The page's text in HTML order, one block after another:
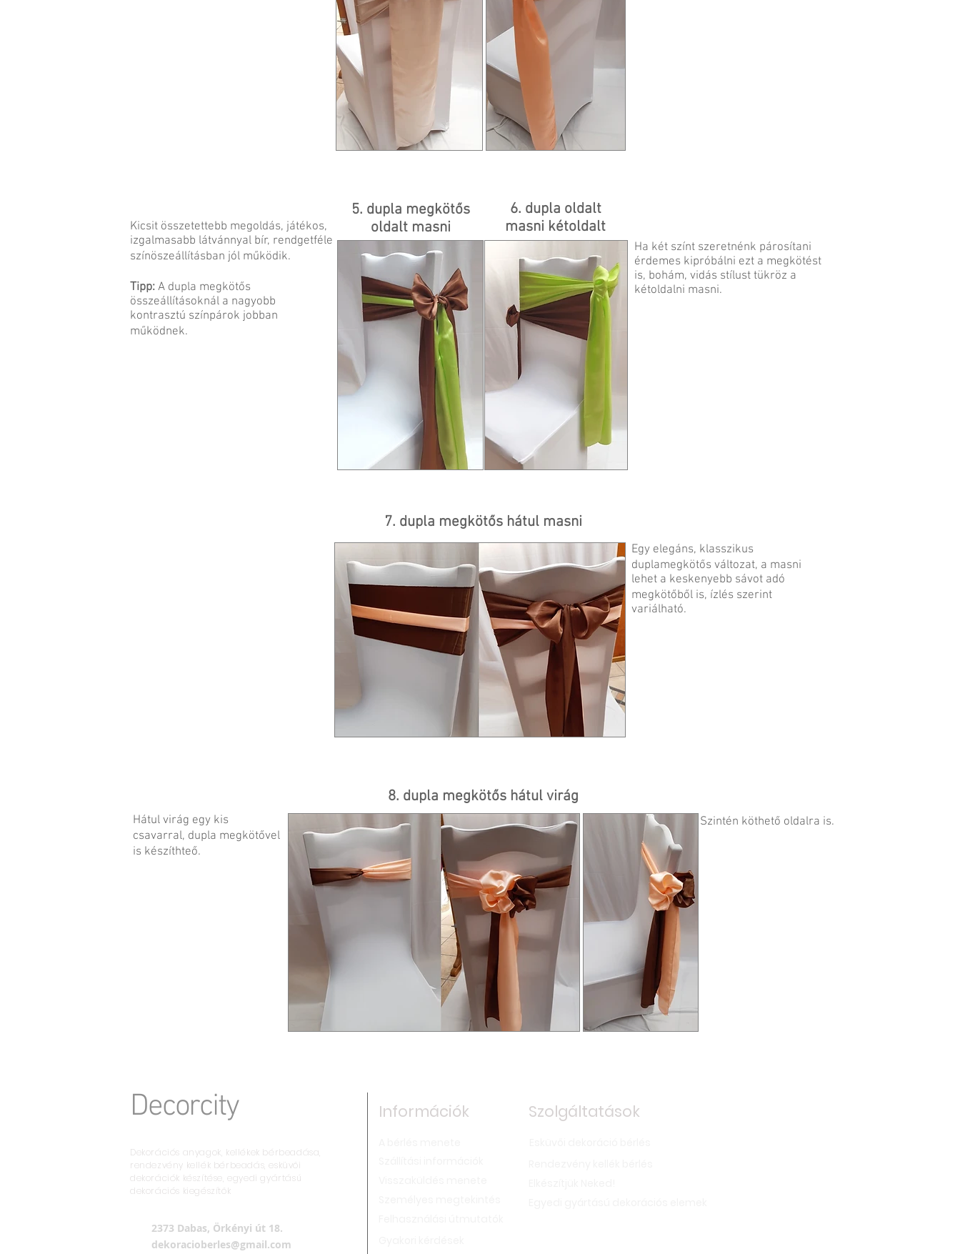
Kicsit összetettebb megoldás, játékos,
izgalmasabb látvánnyal bír, rendgetféle
színöszeállításban jól működik.
Tipp: A dupla megkötős
összeállításoknál a nagyobb
kontrasztú színpárok jobban
működnek.
5. dupla megkötős
oldalt masni
6. dupla oldalt
masni kétoldalt
Ha két színt szeretnénk párosítani
érdemes kipróbálni ezt a megkötést
is, bohám, vidás stílust tükröz a
kétoldalni masni.
7. dupla megkötős hátul masni
Egy elegáns, klasszikus
duplamegkötős változat, a masni
lehet a keskenyebb sávot adó
megkötőből is, ízlés szerint
variálható.
8. dupla megkötős hátul virág
Hátul virág egy kis
csavarral, dupla megkötővel
is készíthteő.
Szintén köthető oldalra is.
Decorcity
Dekorációs anyagok, kellékek bérbeadása,
rendezvény kellék bérbeadás, esküvői
dekorációk készítése, egyedi gyártású
dekorációs kiegészítők
2373 Dabas, Örkényi út 18.
dekoracioberles@gmail.com
Információk Szolgáltatások